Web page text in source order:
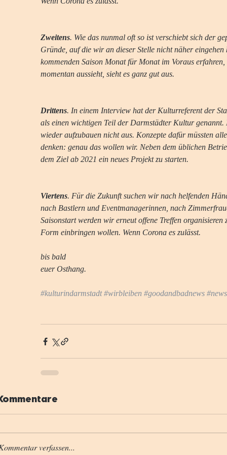
Zweitens. Wie das nunmal oft so ist verschiebt sich der
Gründe, auf die wir an dieser Stelle nicht näher
kommenden Saison Monat für Monat im Voraus
momentan aussieht, sieht es ganz gut aus.
Drittens. In einem Interview hat der Kulturreferent der
als einen wichtigen Teil der Darmstädter Kultur
wieder aufzubauen nicht aus. Konzepte dafür müssten
denken: genau das wollen wir. Neben dem üblichen
dem Ziel ab 2021 ein neues Projekt zu starten.
Viertens. Für die Zukunft suchen wir nach helfenden
nach Bastlern und Eventmanagerinnen, nach
Saisonstart werden wir erneut offene Treffen
Form einbringen wollen. Wenn Corona es zulässt.
bis bald
euer Osthang.
#kulturindarmstadt #wirbleiben #goodandbadnews
verfassen...